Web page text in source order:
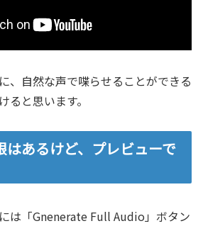
、自然な声で喋らせることができる
ると思います。
はあるけど、プレビューで
は「Gnenerate Full Audio」ボタン